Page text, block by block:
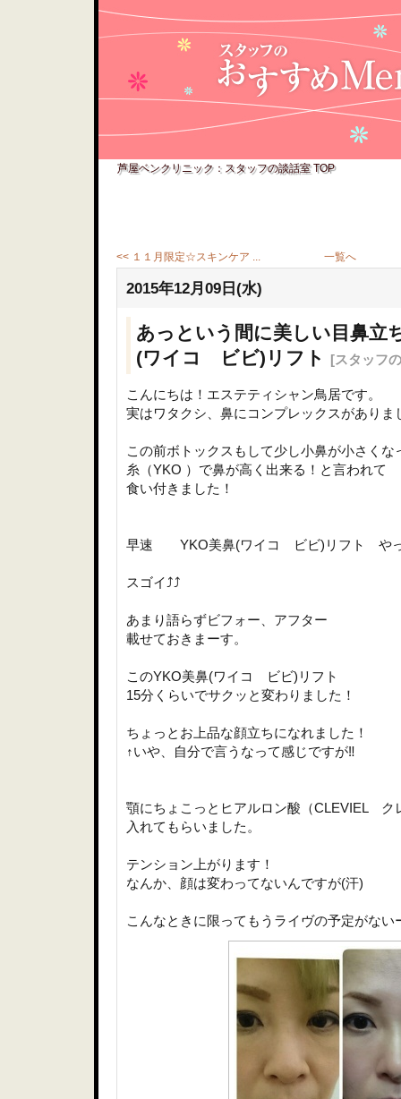
芦屋ベンクリニック：スタッフの談話室 TOP
<< １１月限定☆スキンケア ... 一覧へ
2015年12月09日(水)
あっという間に美しい目鼻立
(ワイコ ビビ)リフト
[スタッフ
こんにちは！エステティシャン鳥居です。
実はワタクシ、鼻にコンプレックスがあり
この前ボトックスもして少し小鼻が小さく
糸（YKO ）で鼻が高く出来る！と言われて
食い付きました！
早速 YKO美鼻(ワイコ ビビ)リフト やっ
スゴイ⤴⤴
あまり語らずビフォー、アフター
載せておきまーす。
このYKO美鼻(ワイコ ビビ)リフト
15分くらいでサクッと変わりました！
ちょっとお上品な顔立ちになれました！
↑いや、自分で言うなって感じですが‼
顎にちょこっとヒアルロン酸（CLEVIEL ク
入れてもらいました。
テンション上がります！
なんか、顔は変わってないんですが(汗)
こんなときに限ってもうライヴの予定がない